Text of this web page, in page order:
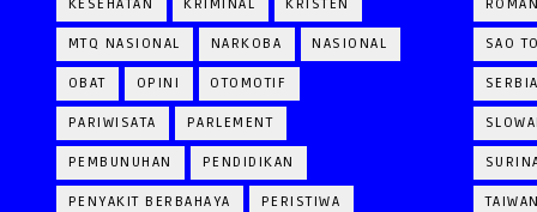
KESEHATAN KRIMINAL KRISTEN
MTQ NASIONAL NARKOBA NASIONAL
OBAT OPINI OTOMOTIF
PARIWISATA PARLEMENT
PEMBUNUHAN PENDIDIKAN
PENYAKIT BERBAHAYA PERISTIWA
SAO